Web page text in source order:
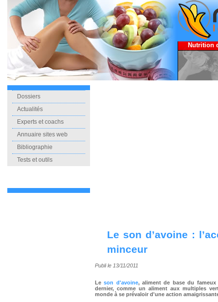
Nutrition
Dossiers
Actualités
Experts et coachs
Annuaire sites web
Bibliographie
Tests et outils
Le son d’avoine :
minceur
Publi le 13/11/2011
Leson d'avoine, aliment de base du fameux
dernier, comme un aliment aux multiples
monde à se prévaloir d'une action